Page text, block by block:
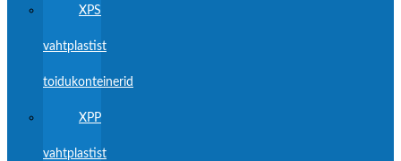
XPS
vahtplastist
toidukonteinerid
XPP
vahtplastist